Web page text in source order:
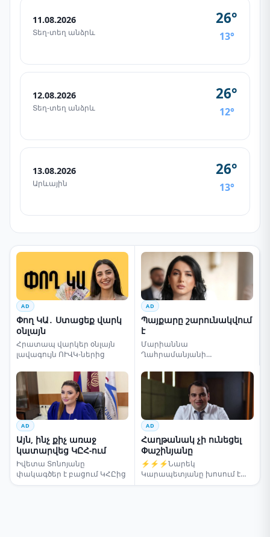
11.08.2026
Տեղ-տեղ անձրև
26°
13°
12.08.2026
Տեղ-տեղ անձրև
26°
12°
13.08.2026
Արևային
26°
13°
AD
Փող ԿԱ․ Ստացեք վարկ
օնլայն
Հրատապ վարկեր օնլայն
լավագույն ՈՒՎԿ-ներից
AD
Պայքարը շարունակվում
է
Մարիաննա
Ղահրամանյանի
AD
Այն, ինչ քիչ առաջ
կատարվեց ԿԸՀ-ում
Իվետա Տոնոյանը
փակագծեր է բացում ԿՀԸից
AD
Հաղթանակ չի ունեցել
Փաշինյանը
⚡⚡⚡Նարեկ
Կարապետյանը խոսում է
ընտրությունների մասին